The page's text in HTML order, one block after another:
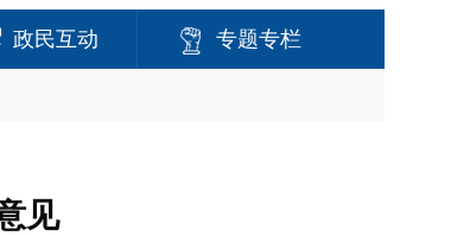
政民互动 专题专栏
见